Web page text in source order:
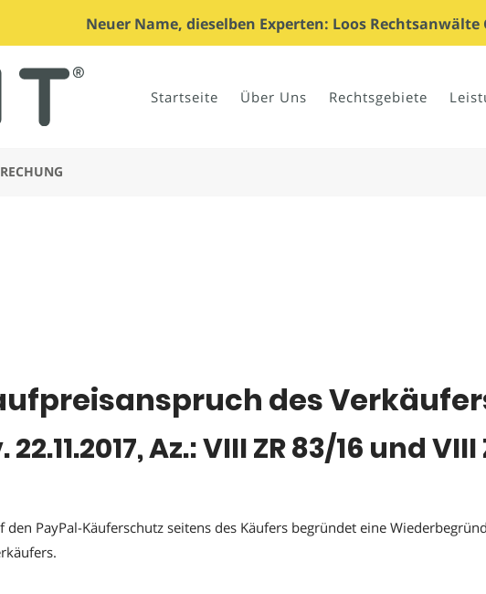
Neuer Name, dieselben Experten: Loos Rechtsanwälte
Startseite Über Uns Rechtsgebiete
des
Az.: VIII ZR 83/16 und VIII
PayPal-Käuferschutz seitens des Käufers begründet eine